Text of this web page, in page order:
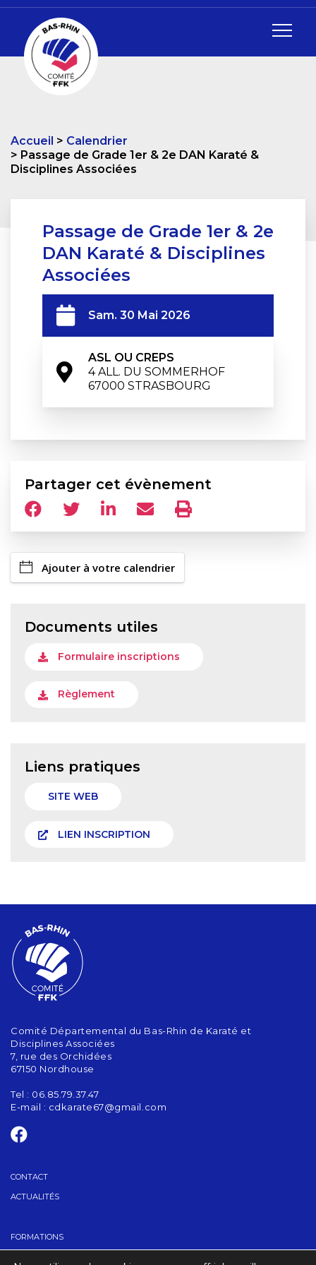
Accueil
Calendrier
Passage de Grade 1er & 2e DAN Karaté &
Disciplines Associées
Passage de Grade 1er & 2e
DAN Karaté & Disciplines
Associées
Sam. 30 Mai 2026
ASL OU CREPS
4 ALL. DU SOMMERHOF
67000 STRASBOURG
Partager cet évènement
Ajouter à votre calendrier
Documents utiles
Formulaire inscriptions
Règlement
Liens pratiques
SITE WEB
LIEN INSCRIPTION
Comité Départemental du Bas-Rhin de Karaté et
Disciplines Associées
7, rue des Orchidées
67150 Nordhouse
Tel : 06.85.79.37.47
E-mail : cdkarate67@gmail.com
CONTACT
ACTUALITÉS
FORMATIONS